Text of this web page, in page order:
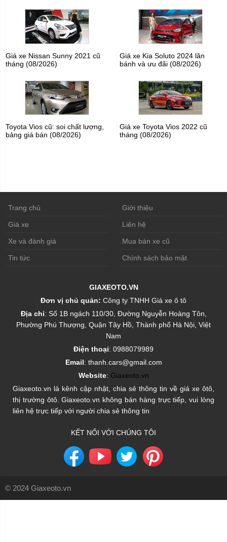
Giá xe Nissan Sunny 2021 cũ
tháng (08/2026)
Giá xe Kia Soluto 2024 lăn
bánh và ưu đãi (08/2026)
Toyota Vios cũ: soi chất lượng,
bảng giá bán (08/2026)
Giá xe Toyota Vios 2022 cũ
tháng (08/2026)
Trang chủ Giới thiệu
Giá xe Liên hệ
Xe và đánh giá Mua bán xe cũ
Tin tức Chính sách bảo mật
GIAXEOTO.VN
Đơn vị chủ quản: Công ty TNHH Giá xe ô tô
Địa chỉ: Số 1B ngách 110/30, Đường Nguyễn Hoàng Tôn,
Phường Phú Thượng, Quận Tây Hồ, Thành phố Hà Nội, Việt
Nam
Điện thoại: 0988079989
Email: thanh.cars@gmail.com
Website: Giaxeoto.vn
Giaxeoto.vn là kênh cập nhật, chia sẻ thông tin về giá xe ôtô,
thị trường ôtô. Giaxeoto.vn không bán hàng trực tiếp, vui lòng
liên hệ trực tiếp với người chia sẻ thông tin
KẾT NỐI VỚI CHÚNG TÔI
© 2024 Giaxeoto.vn